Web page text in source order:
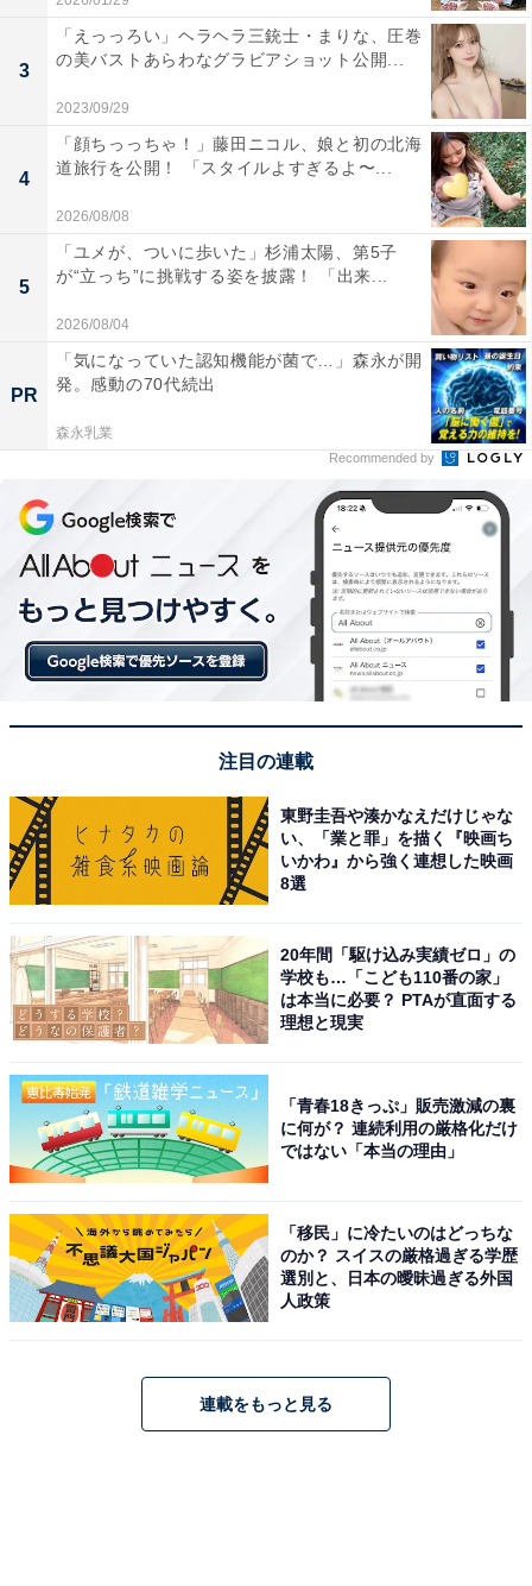
3
「えっっろい」ヘラヘラ三銃士・まりな、圧巻
の美バストあらわなグラビアショット公開...
2023/09/29
4
「顔ちっっちゃ！」藤田ニコル、娘と初の北海
道旅行を公開！ 「スタイルよすぎるよ〜...
2026/08/08
5
「ユメが、ついに歩いた」杉浦太陽、第5子
が“立っち”に挑戦する姿を披露！ 「出来...
2026/08/04
PR
「気になっていた認知機能が菌で…」森永が開
発。感動の70代続出
森永乳業
Recommended by
注目の連載
東野圭吾や湊かなえだけじゃな
い、「業と罪」を描く『映画ち
いかわ』から強く連想した映画
8選
20年間「駆け込み実績ゼロ」の
学校も…「こども110番の家」
は本当に必要？ PTAが直面する
理想と現実
「青春18きっぷ」販売激減の裏
に何が？ 連続利用の厳格化だけ
ではない「本当の理由」
「移民」に冷たいのはどっちな
のか？ スイスの厳格過ぎる学歴
選別と、日本の曖昧過ぎる外国
人政策
連載をもっと見る